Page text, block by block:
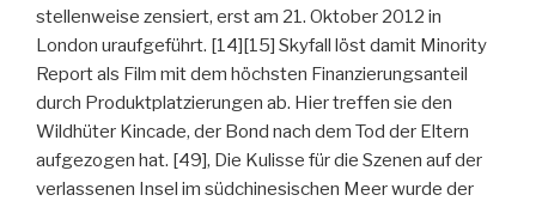
stellenweise zensiert, erst am 21. Oktober 2012 in
London uraufgeführt. [14][15] Skyfall löst damit Minority
Report als Film mit dem höchsten Finanzierungsanteil
durch Produktplatzierungen ab. Hier treffen sie den
Wildhüter Kincade, der Bond nach dem Tod der Eltern
aufgezogen hat. [49], Die Kulisse für die Szenen auf der
verlassenen Insel im südchinesischen Meer wurde der